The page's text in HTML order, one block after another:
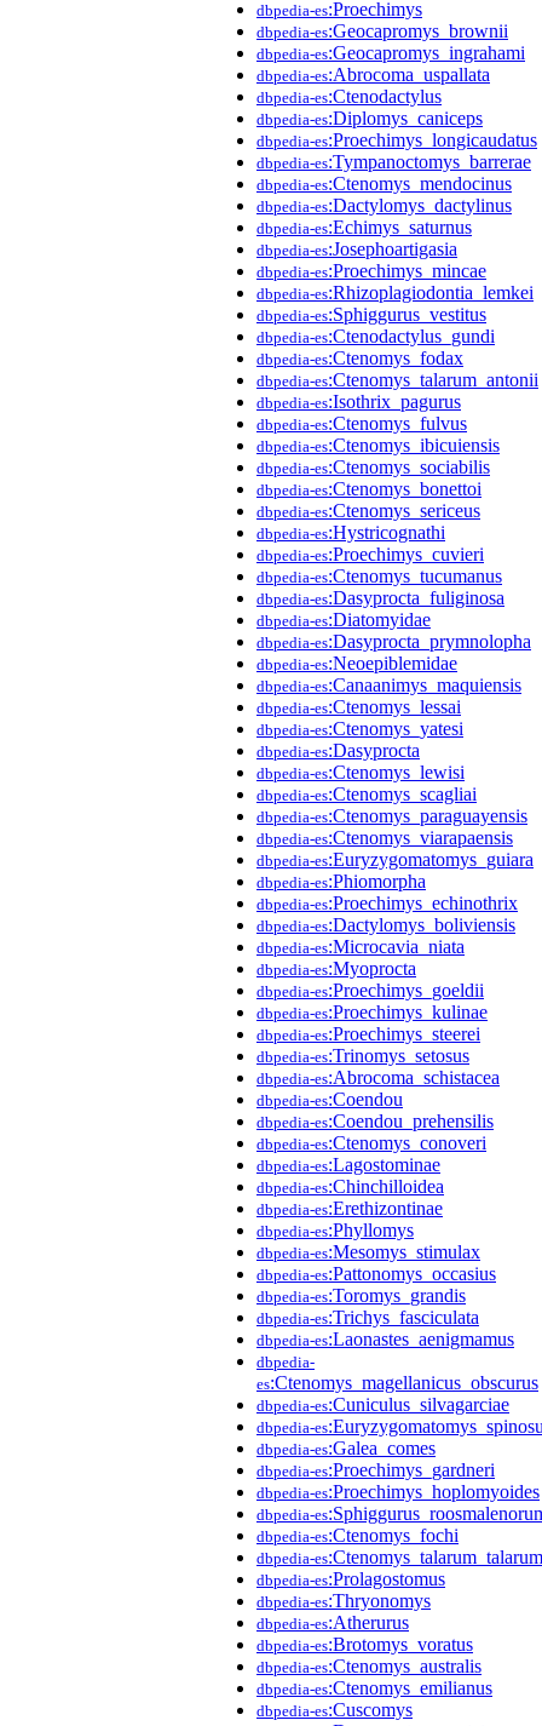
dbpedia-es:Proechimys
dbpedia-es:Geocapromys_brownii
dbpedia-es:Geocapromys_ingrahami
dbpedia-es:Abrocoma_uspallata
dbpedia-es:Ctenodactylus
dbpedia-es:Diplomys_caniceps
dbpedia-es:Proechimys_longicaudatus
dbpedia-es:Tympanoctomys_barrerae
dbpedia-es:Ctenomys_mendocinus
dbpedia-es:Dactylomys_dactylinus
dbpedia-es:Echimys_saturnus
dbpedia-es:Josephoartigasia
dbpedia-es:Proechimys_mincae
dbpedia-es:Rhizoplagiodontia_lemkei
dbpedia-es:Sphiggurus_vestitus
dbpedia-es:Ctenodactylus_gundi
dbpedia-es:Ctenomys_fodax
dbpedia-es:Ctenomys_talarum_antonii
dbpedia-es:Isothrix_pagurus
dbpedia-es:Ctenomys_fulvus
dbpedia-es:Ctenomys_ibicuiensis
dbpedia-es:Ctenomys_sociabilis
dbpedia-es:Ctenomys_bonettoi
dbpedia-es:Ctenomys_sericeus
dbpedia-es:Hystricognathi
dbpedia-es:Proechimys_cuvieri
dbpedia-es:Ctenomys_tucumanus
dbpedia-es:Dasyprocta_fuliginosa
dbpedia-es:Diatomyidae
dbpedia-es:Dasyprocta_prymnolopha
dbpedia-es:Neoepiblemidae
dbpedia-es:Canaanimys_maquiensis
dbpedia-es:Ctenomys_lessai
dbpedia-es:Ctenomys_yatesi
dbpedia-es:Dasyprocta
dbpedia-es:Ctenomys_lewisi
dbpedia-es:Ctenomys_scagliai
dbpedia-es:Ctenomys_paraguayensis
dbpedia-es:Ctenomys_viarapaensis
dbpedia-es:Euryzygomatomys_guiara
dbpedia-es:Phiomorpha
dbpedia-es:Proechimys_echinothrix
dbpedia-es:Dactylomys_boliviensis
dbpedia-es:Microcavia_niata
dbpedia-es:Myoprocta
dbpedia-es:Proechimys_goeldii
dbpedia-es:Proechimys_kulinae
dbpedia-es:Proechimys_steerei
dbpedia-es:Trinomys_setosus
dbpedia-es:Abrocoma_schistacea
dbpedia-es:Coendou
dbpedia-es:Coendou_prehensilis
dbpedia-es:Ctenomys_conoveri
dbpedia-es:Lagostominae
dbpedia-es:Chinchilloidea
dbpedia-es:Erethizontinae
dbpedia-es:Phyllomys
dbpedia-es:Mesomys_stimulax
dbpedia-es:Pattonomys_occasius
dbpedia-es:Toromys_grandis
dbpedia-es:Trichys_fasciculata
dbpedia-es:Laonastes_aenigmamus
dbpedia-
es:Ctenomys_magellanicus_obscurus
dbpedia-es:Cuniculus_silvagarciae
dbpedia-es
dbpedia-es:Galea_comes
dbpedia-es:Proechimys_gardneri
dbpedia-es:Proechimys_hoplomyoides
dbpedia-es
dbpedia-es:Ctenomys_fochi
dbpedia-es:Ctenomys_talarum_talarum
dbpedia-es:Prolagostomus
dbpedia-es:Thryonomys
dbpedia-es:Atherurus
dbpedia-es:Brotomys_voratus
dbpedia-es:Ctenomys_australis
dbpedia-es:Ctenomys_emilianus
dbpedia-es:Cuscomys